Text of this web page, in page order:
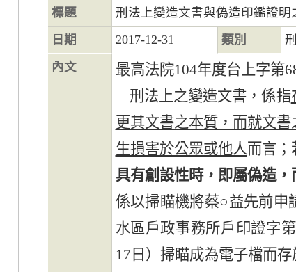
標題
刑法上變造文書與偽造印鑑證明
日期
2017-12-31 類別
內文
最高法院104年度台上字第
刑法上之變造文書，係指
更其文書之本質，而就文
生損害於公眾或他人而言；
具有創設性時，即屬偽造，
係以掃瞄機將蔡○益先前申
水區戶政事務所戶印證字
17日）掃瞄成為電子檔而